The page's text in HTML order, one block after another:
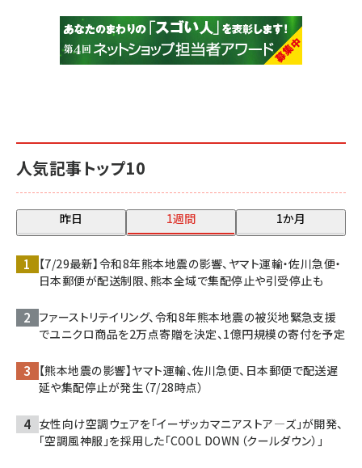
人気記事トップ10
昨日 1週間 1か月
【7/29最新】令和8年熊本地震の影響、ヤマト運輸・佐川急便・
日本郵便が配送制限、熊本全域で集配停止や引受停止も
ファーストリテイリング、令和8年熊本地震の被災地緊急支援
でユニクロ商品を2万点寄贈を決定、1億円規模の寄付を予定
【熊本地震の影響】ヤマト運輸、佐川急便、日本郵便で配送遅
延や集配停止が発生（7/28時点）
女性向け空調ウェアを「イーザッカマニアストア―ズ」が開発、
「空調風神服」を採用した「COOL DOWN（クールダウン）」